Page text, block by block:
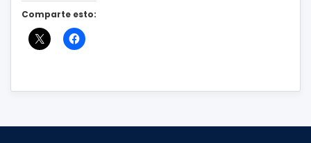
Comparte esto: